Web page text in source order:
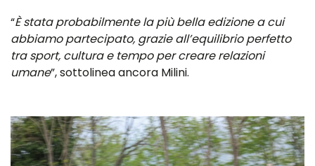
“È stata probabilmente la più bella edizione a cui
abbiamo partecipato, grazie all’equilibrio perfetto
tra sport, cultura e tempo per creare relazioni
umane”, sottolinea ancora Milini.